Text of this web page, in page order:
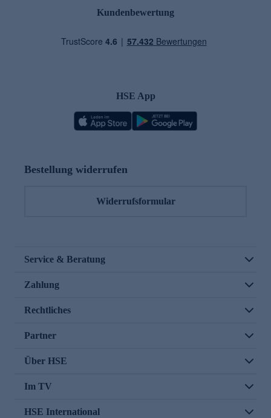
Kundenbewertung
HSE App
Bestellung widerrufen
Widerrufsformular
Service & Beratung
Zahlung
Rechtliches
Partner
Über HSE
Im TV
HSE International